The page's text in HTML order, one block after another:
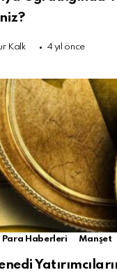
Kalk 4 yıl önce
Para Haberleri Manşet